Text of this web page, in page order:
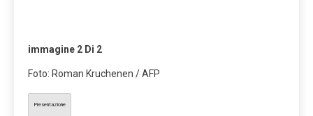
immagine 2 Di 2
Foto: Roman Kruchenen / AFP
Presentazione